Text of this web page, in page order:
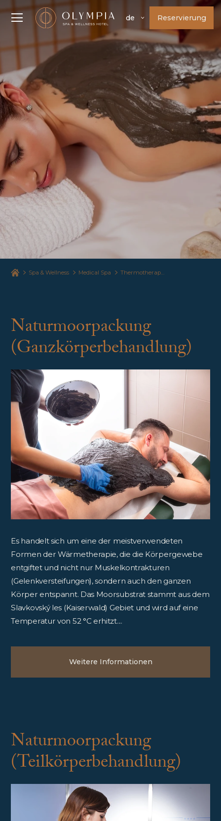
de Reservierung
Spa & Wellness Medical Spa Thermotherapie
Naturmoorpackung
(Ganzkörperbehandlung)
Es handelt sich um eine der meistverwendeten
Formen der Wärmetherapie, die die Körpergewebe
entgiftet und nicht nur Muskelkontrakturen
(Gelenkversteifungen), sondern auch den ganzen
Körper entspannt. Das Moorsubstrat stammt aus dem
Slavkovský les (Kaiserwald) Gebiet und wird auf eine
Temperatur von 52 °C erhitzt....
Weitere Informationen
Naturmoorpackung
(Teilkörperbehandlung)